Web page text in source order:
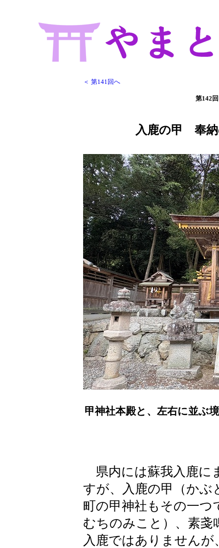
＜ 第141回へ
第142
入鹿の甲 奉
甲神社本殿と、左右に並ぶ
県内には蘇我入鹿に
すが、入鹿の甲（かぶ
町の甲神社もその一つ
むちのみこと）、素戔
入鹿ではありません